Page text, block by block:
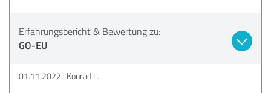
Erfahrungsbericht & Bewertung zu:
GO-EU
01.11.2022 Konrad L.